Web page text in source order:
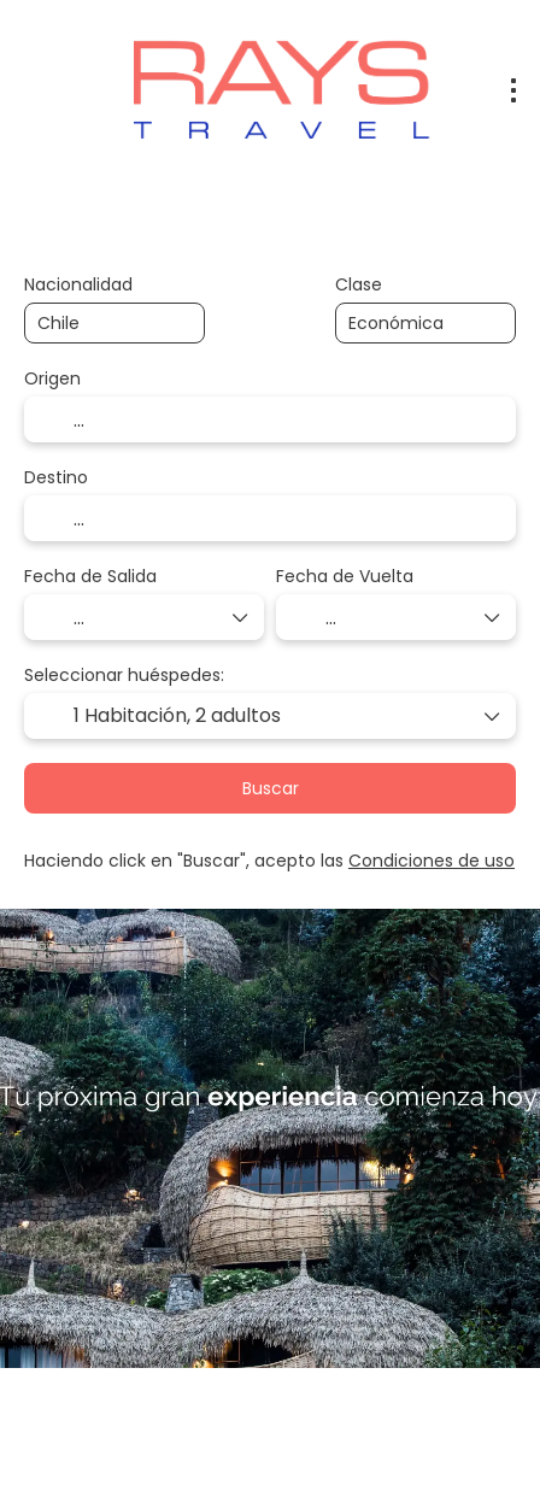
Nacionalidad Clase
Origen
Destino
Fecha de Salida Fecha de Vuelta
Seleccionar huéspedes:
1 Habitación,2 adultos
Buscar
Haciendo click en "Buscar", acepto las Condiciones de uso